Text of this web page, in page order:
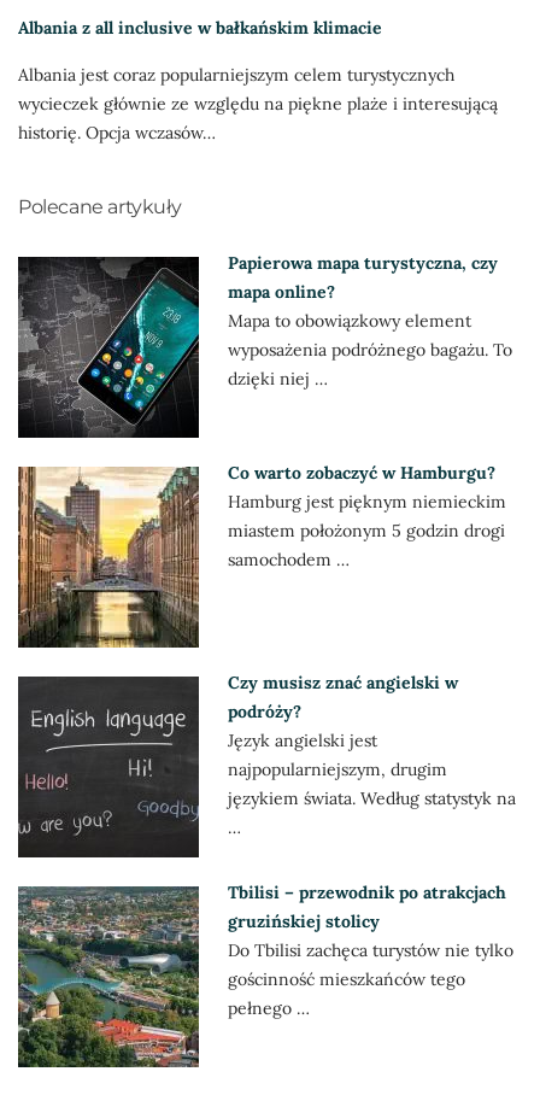
Albania z all inclusive w bałkańskim klimacie
Albania jest coraz popularniejszym celem turystycznych
wycieczek głównie ze względu na piękne plaże i interesującą
historię. Opcja wczasów…
Polecane artykuły
Papierowa mapa turystyczna, czy
mapa online?
Mapa to obowiązkowy element
wyposażenia podróżnego bagażu. To
dzięki niej …
Co warto zobaczyć w Hamburgu?
Hamburg jest pięknym niemieckim
miastem położonym 5 godzin drogi
samochodem …
Czy musisz znać angielski w
podróży?
Język angielski jest
najpopularniejszym, drugim
językiem świata. Według statystyk na
…
Tbilisi – przewodnik po atrakcjach
gruzińskiej stolicy
Do Tbilisi zachęca turystów nie tylko
gościnność mieszkańców tego
pełnego …